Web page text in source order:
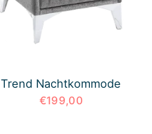
Trend Nachtkommode
€199,00